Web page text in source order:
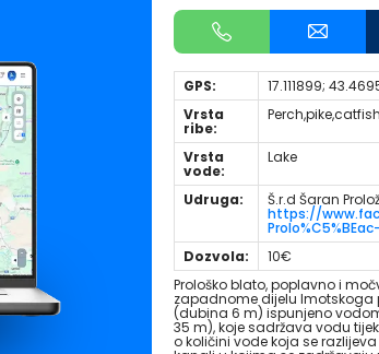
GPS:
17.111899;
Vrsta
ribe:
Vrsta
vode:
Lake
Udruga: Š.r.d Šaran
https://
Dozvola:
10€
Prološko blato, poplavno i
zapadnome dijelu Imotskoga
(dubina 6 m) ispunjeno
35 m), koje sadržava vodu
o količini vode koja se